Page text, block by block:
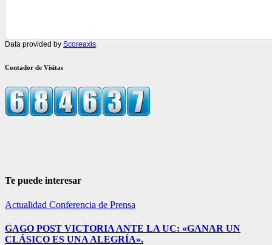
Data provided by Scoreaxis
Contador de Visitas
Te puede interesar
Actualidad Conferencia de Prensa
GAGO POST VICTORIA ANTE LA UC: «GANAR UN
CLÁSICO ES UNA ALEGRÍA».